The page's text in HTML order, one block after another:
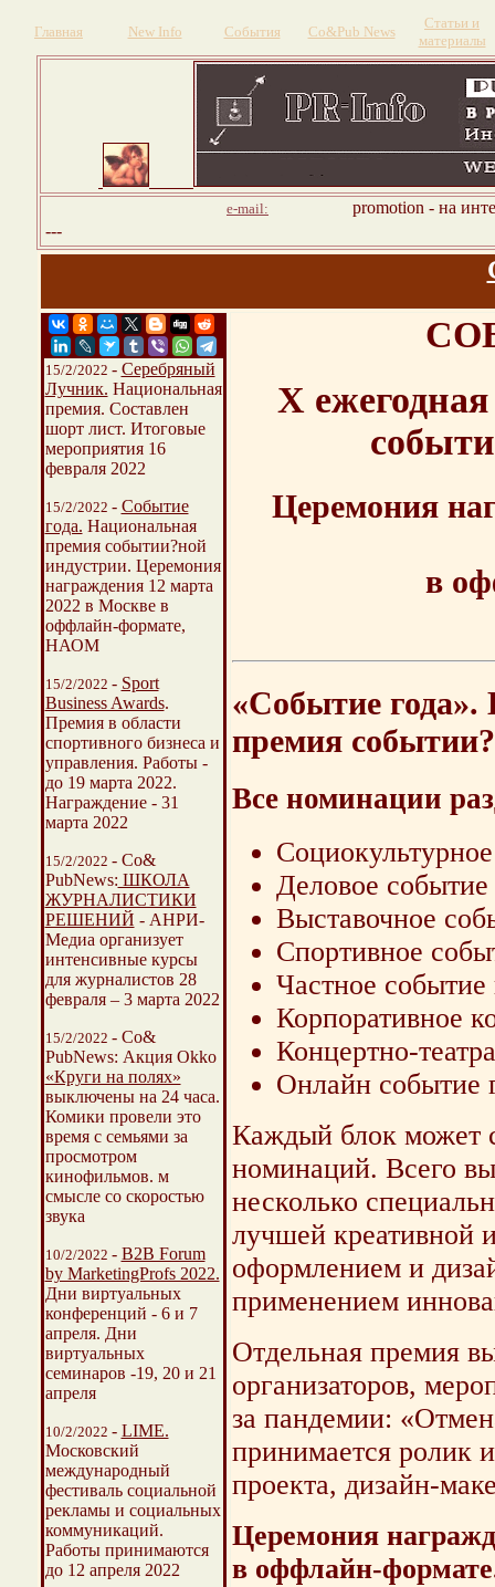
Главная New Info События Со&Pub News
Статьи и
материалы
e-mail:
promotion - на
---
15/2/2022 - Серебряный
Лучник. Национальная
премия. Составлен
шорт лист. Итоговые
мероприятия 16
февраля 2022
15/2/2022 - Событие
года. Национальная
премия событии?ной
индустрии. Церемония
награждения 12 марта
2022 в Москве в
оффлайн-формате,
НАОМ
15/2/2022 - Sport
Business Awards.
Премия в области
спортивного бизнеса и
управления. Работы -
до 19 марта 2022.
Награждение - 31
марта 2022
15/2/2022 - Со&
PubNews: ШКОЛА
ЖУРНАЛИСТИКИ
РЕШЕНИЙ - АНРИ-
Медиа организует
интенсивные курсы
для журналистов 28
февраля – 3 марта 2022
15/2/2022 - Со&
PubNews: Акция Okko
«Круги на полях»
выключены на 24 часа.
Комики провели это
время с семьями за
просмотром
кинофильмов. м
смысле со скоростью
звука
10/2/2022 - B2B Forum
by MarketingProfs 2022.
Дни виртуальных
конференций - 6 и 7
апреля. Дни
виртуальных
семинаров -19, 20 и 21
апреля
10/2/2022 - LIME.
Московский
международный
фестиваль социальной
рекламы и социальных
коммуникаций.
Работы принимаются
до 12 апреля 2022
Х
Церемония
в
«Событие года».
премия
Все номинации
Деловое событие
Выставочное
Спортивное
Частное событие
Корпоративное
Концертно-
Oнлайн событие
Каждый блок может
номинаций. Всего
несколько
лучшей креативной
оформлением и
применением
Отдельная премия
организаторов,
за пандемии:
принимается ролик
проекта, дизайн-
Церемония
в оффлайн-